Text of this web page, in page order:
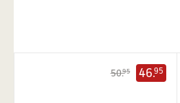
50.95 46.95